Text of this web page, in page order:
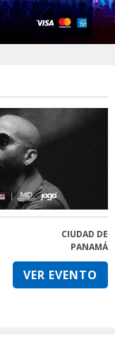
CIUDAD DE
PANAMÁ
VER EVENTO